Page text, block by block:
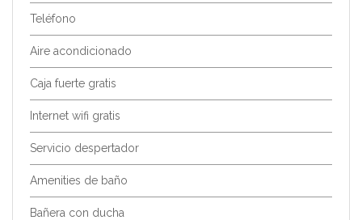
Teléfono
Aire acondicionado
Caja fuerte gratis
Internet wifi gratis
Servicio despertador
Amenities de baño
Bañera con ducha